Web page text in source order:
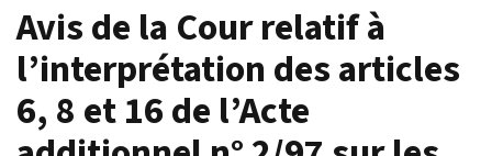
Avis de la Cour relatif à
l’interprétation des articles
6, 8 et 16 de l’Acte